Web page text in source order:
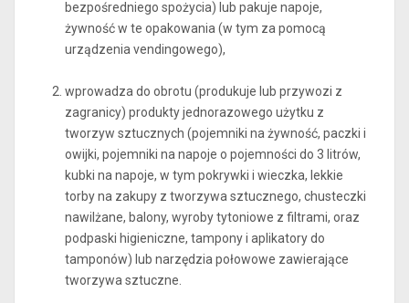
bezpośredniego spożycia) lub pakuje napoje,
żywność w te opakowania (w tym za pomocą
urządzenia vendingowego),
wprowadza do obrotu (produkuje lub przywozi z
zagranicy) produkty jednorazowego użytku z
tworzyw sztucznych (pojemniki na żywność, paczki i
owijki, pojemniki na napoje o pojemności do 3 litrów,
kubki na napoje, w tym pokrywki i wieczka, lekkie
torby na zakupy z tworzywa sztucznego, chusteczki
nawilżane, balony, wyroby tytoniowe z filtrami, oraz
podpaski higieniczne, tampony i aplikatory do
tamponów) lub narzędzia połowowe zawierające
tworzywa sztuczne.